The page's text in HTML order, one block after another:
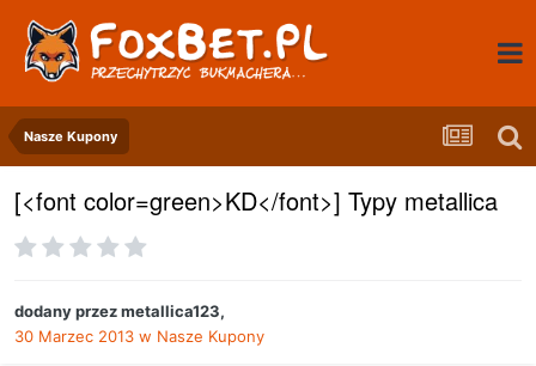
Nasze Kupony
[<font color=green>KD</font>] Typy metallica
dodany przezmetallica123,
30 Marzec 2013 w Nasze Kupony